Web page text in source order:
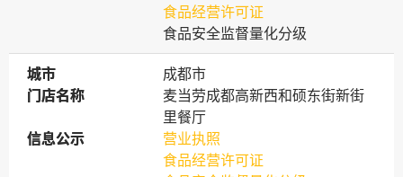
食品经营许可证
食品安全监督量化分级
城市
城市
成都市
门店名称
门店名称
麦当劳成都高新西和硕东街新街
里餐厅
信息公示
信息公示
营业执照
食品经营许可证